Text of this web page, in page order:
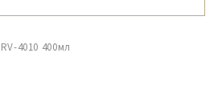
4010 400мл